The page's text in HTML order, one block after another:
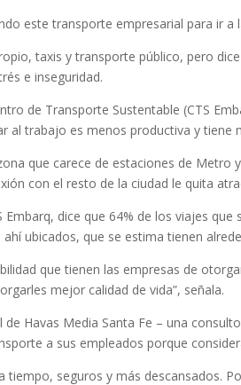
este transporte empresarial para ir a
taxis y transporte público, pero
e inseguridad.
de Transporte Sustentable (CTS
al trabajo es menos productiva y tiene
que carece de estaciones de
con el resto de la ciudad le quita
dice que 64% de los viajes que
ubicados, que se estima tienen
que tienen las empresas de
mejor calidad de vida”, señala.
de Havas Media Santa Fe – una
a sus empleados porque
tiempo, seguros y más descansados.